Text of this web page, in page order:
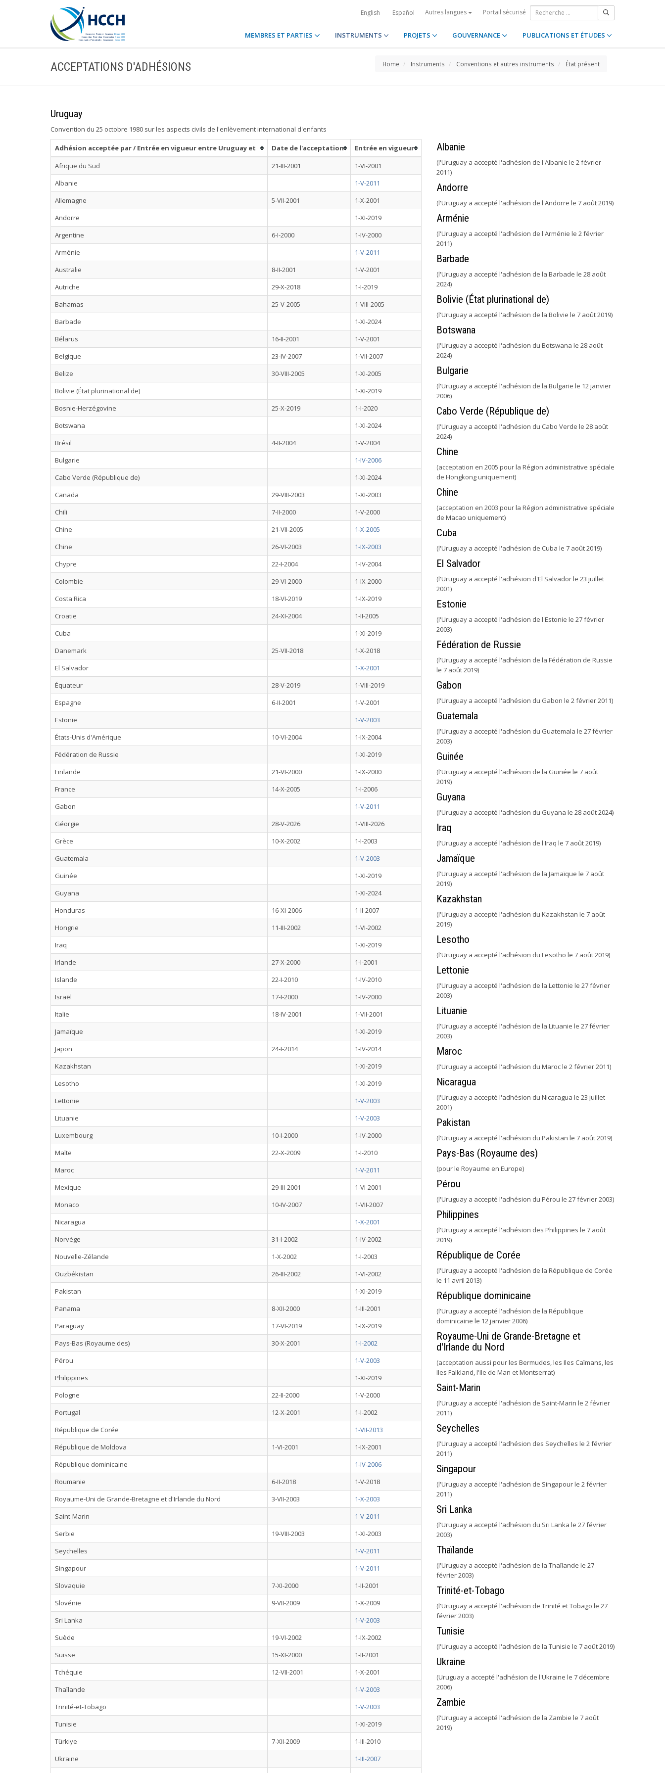
English Español Autres langues Portail sécurisé
MEMBRES ET PARTIES INSTRUMENTS PROJETS GOUVERNANCE PUBLICATIONS ET ÉTUDES
ACCEPTATIONS D'ADHÉSIONS Home Instruments Conventions et autres instruments État présent
Uruguay
Convention du 25 octobre 1980 sur les aspects civils de l'enlèvement international d'enfants
Adhésion acceptée par / Entrée en vigueur entre Uruguay et Date de l'acceptation
Entrée en vigueur
Afrique du Sud
21-III-2001
1-VI-2001
Albanie
1-V-2011
Allemagne
5-VII-2001
1-X-2001
Andorre
1-XI-2019
Argentine
6-I-2000
1-IV-2000
Arménie
1-V-2011
Australie
8-II-2001
1-V-2001
Autriche
29-X-2018
1-I-2019
Bahamas
25-V-2005
1-VIII-2005
Barbade
1-XI-2024
Bélarus
16-II-2001
1-V-2001
Belgique
23-IV-2007
1-VII-2007
Belize
30-VIII-2005
1-XI-2005
Bolivie (État plurinational de)
1-XI-2019
Bosnie-Herzégovine
25-X-2019
1-I-2020
Botswana
1-XI-2024
Brésil
4-II-2004
1-V-2004
Bulgarie
1-IV-2006
Cabo Verde (République de)
1-XI-2024
Canada
29-VIII-2003
1-XI-2003
Chili
7-II-2000
1-V-2000
Chine
21-VII-2005
1-X-2005
Chine
26-VI-2003
1-IX-2003
Chypre
22-I-2004
1-IV-2004
Colombie
29-VI-2000
1-IX-2000
Costa Rica
18-VI-2019
1-IX-2019
Croatie
24-XI-2004
1-II-2005
Cuba
1-XI-2019
Danemark
25-VII-2018
1-X-2018
El Salvador
1-X-2001
Équateur
28-V-2019
1-VIII-2019
Espagne
6-II-2001
1-V-2001
Estonie
1-V-2003
États-Unis d'Amérique
10-VI-2004
1-IX-2004
Fédération de Russie
1-XI-2019
Finlande
21-VI-2000
1-IX-2000
France
14-X-2005
1-I-2006
Gabon
1-V-2011
Géorgie
28-V-2026
1-VIII-2026
Grèce
10-X-2002
1-I-2003
Guatemala
1-V-2003
Guinée
1-XI-2019
Guyana
1-XI-2024
Honduras
16-XI-2006
1-II-2007
Hongrie
11-III-2002
1-VI-2002
Iraq
1-XI-2019
Irlande
27-X-2000
1-I-2001
Islande
22-I-2010
1-IV-2010
Israël
17-I-2000
1-IV-2000
Italie
18-IV-2001
1-VII-2001
Jamaïque
1-XI-2019
Japon
24-I-2014
1-IV-2014
Kazakhstan
1-XI-2019
Lesotho
1-XI-2019
Lettonie
1-V-2003
Lituanie
1-V-2003
Luxembourg
10-I-2000
1-IV-2000
Malte
22-X-2009
1-I-2010
Maroc
1-V-2011
Mexique
29-III-2001
1-VI-2001
Monaco
10-IV-2007
1-VII-2007
Nicaragua
1-X-2001
Norvège
31-I-2002
1-IV-2002
Nouvelle-Zélande
1-X-2002
1-I-2003
Ouzbékistan
26-III-2002
1-VI-2002
Pakistan
1-XI-2019
Panama
8-XII-2000
1-III-2001
Paraguay
17-VI-2019
1-IX-2019
Pays-Bas (Royaume des)
30-X-2001
1-I-2002
Pérou
1-V-2003
Philippines
1-XI-2019
Pologne
22-II-2000
1-V-2000
Portugal
12-X-2001
1-I-2002
République de Corée
1-VII-2013
République de Moldova
1-VI-2001
1-IX-2001
République dominicaine
1-IV-2006
Roumanie
6-II-2018
1-V-2018
Royaume-Uni de Grande-Bretagne et d'Irlande du Nord
3-VII-2003
1-X-2003
Saint-Marin
1-V-2011
Serbie
19-VIII-2003
1-XI-2003
Seychelles
1-V-2011
Singapour
1-V-2011
Slovaquie
7-XI-2000
1-II-2001
Slovénie
9-VII-2009
1-X-2009
Sri Lanka
1-V-2003
Suède
19-VI-2002
1-IX-2002
Suisse
15-XI-2000
1-II-2001
Tchéquie
12-VII-2001
1-X-2001
Thaïlande
1-V-2003
Trinité-et-Tobago
1-V-2003
Tunisie
1-XI-2019
Türkiye
7-XII-2009
1-III-2010
Ukraine
1-III-2007
Albanie
(l'Uruguay a accepté l'adhésion de l'Albanie le 2 février
2011)
Andorre
(l'Uruguay a accepté l'adhésion de l'Andorre le 7 août 2019)
Arménie
(l'Uruguay a accepté l'adhésion de l'Arménie le 2 février
2011)
Barbade
(l'Uruguay a accepté l'adhésion de la Barbade le 28 août
2024)
Bolivie (État plurinational de)
(l'Uruguay a accepté l'adhésion de la Bolivie le 7 août 2019)
Botswana
(l'Uruguay a accepté l'adhésion du Botswana le 28 août
2024)
Bulgarie
(l'Uruguay a accepté l'adhésion de la Bulgarie le 12 janvier
2006)
Cabo Verde (République de)
(l'Uruguay a accepté l'adhésion du Cabo Verde le 28 août
2024)
Chine
(acceptation en 2005 pour la Région administrative spéciale
de Hongkong uniquement)
Chine
(acceptation en 2003 pour la Région administrative spéciale
de Macao uniquement)
Cuba
(l'Uruguay a accepté l'adhésion de Cuba le 7 août 2019)
El Salvador
(l'Uruguay a accepté l'adhésion d'El Salvador le 23 juillet
2001)
Estonie
(l'Uruguay a accepté l'adhésion de l'Estonie le 27 février
2003)
Fédération de Russie
(l'Uruguay a accepté l'adhésion de la Fédération de Russie
le 7 août 2019)
Gabon
(l'Uruguay a accepté l'adhésion du Gabon le 2 février 2011)
Guatemala
(l'Uruguay a accepté l'adhésion du Guatemala le 27 février
2003)
Guinée
(l'Uruguay a accepté l'adhésion de la Guinée le 7 août
2019)
Guyana
(l'Uruguay a accepté l'adhésion du Guyana le 28 août 2024)
Iraq
(l'Uruguay a accepté l'adhésion de l'Iraq le 7 août 2019)
Jamaïque
(l'Uruguay a accepté l'adhésion de la Jamaïque le 7 août
2019)
Kazakhstan
(l'Uruguay a accepté l'adhésion du Kazakhstan le 7 août
2019)
Lesotho
(l'Uruguay a accepté l'adhésion du Lesotho le 7 août 2019)
Lettonie
(l'Uruguay a accepté l'adhésion de la Lettonie le 27 février
2003)
Lituanie
(l'Uruguay a accepté l'adhésion de la Lituanie le 27 février
2003)
Maroc
(l'Uruguay a accepté l'adhésion du Maroc le 2 février 2011)
Nicaragua
(l'Uruguay a accepté l'adhésion du Nicaragua le 23 juillet
2001)
Pakistan
(l'Uruguay a accepté l'adhésion du Pakistan le 7 août 2019)
Pays-Bas (Royaume des)
(pour le Royaume en Europe)
Pérou
(l'Uruguay a accepté l'adhésion du Pérou le 27 février 2003)
Philippines
(l'Uruguay a accepté l'adhésion des Philippines le 7 août
2019)
République de Corée
(l'Uruguay a accepté l'adhésion de la République de Corée
le 11 avril 2013)
République dominicaine
(l'Uruguay a accepté l'adhésion de la République
dominicaine le 12 janvier 2006)
Royaume-Uni de Grande-Bretagne et
d'Irlande du Nord
(acceptation aussi pour les Bermudes, les Iles Caïmans, les
Iles Falkland, l'Ile de Man et Montserrat)
Saint-Marin
(l'Uruguay a accepté l'adhésion de Saint-Marin le 2 février
2011)
Seychelles
(l'Uruguay a accepté l'adhésion des Seychelles le 2 février
2011)
Singapour
(l'Uruguay a accepté l'adhésion de Singapour le 2 février
2011)
Sri Lanka
(l'Uruguay a accepté l'adhésion du Sri Lanka le 27 février
2003)
Thaïlande
(l'Uruguay a accepté l'adhésion de la Thaïlande le 27
février 2003)
Trinité-et-Tobago
(l'Uruguay a accepté l'adhésion de Trinité et Tobago le 27
février 2003)
Tunisie
(l'Uruguay a accepté l'adhésion de la Tunisie le 7 août 2019)
Ukraine
(Uruguay a accepté l'adhésion de l'Ukraine le 7 décembre
2006)
Zambie
(l'Uruguay a accepté l'adhésion de la Zambie le 7 août
2019)